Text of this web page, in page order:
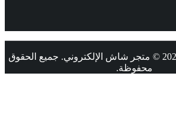
حقوق الطبع والنشر 2025 © متجر شاش الإلكتروني. جميع الحقوق
محفوظة.